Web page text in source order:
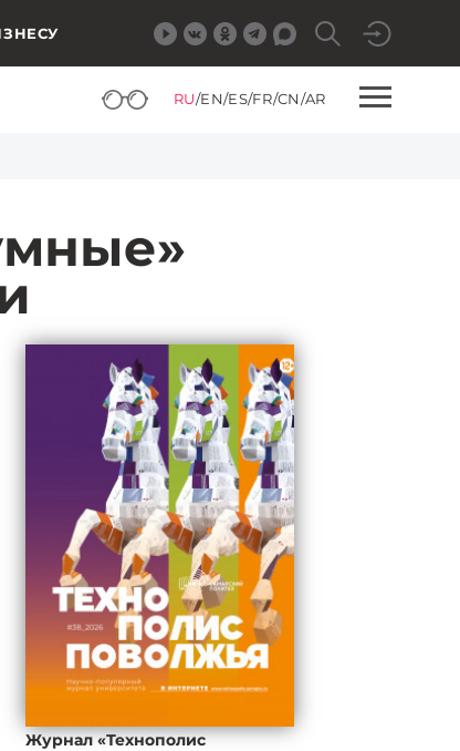
RU/EN/ES/FR/CN/AR
Журнал «Технополис